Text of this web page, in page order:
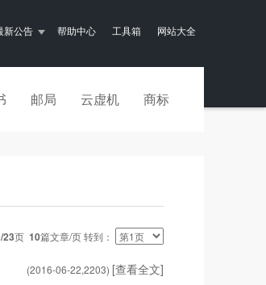
新公告 帮助中心 工具箱 网站大全
邮局 云虚机 商标
/23页 10篇文章/页 转到：
(2016-06-22,2203) [查看全文]